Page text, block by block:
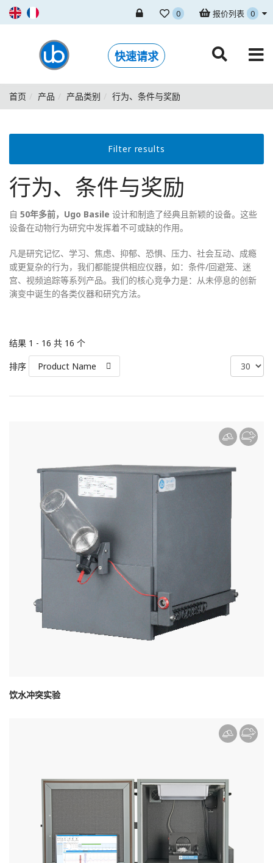
报价列表 0
0
快速请求
首页 产品 产品类别 行为、条件与奖励
Filter results
行为、条件与奖励
自 50年多前，Ugo Basile 设计和制造了经典且新颖的设备。这些
设备在动物行为研究中发挥着不可或缺的作用。
凡是研究记忆、学习、焦虑、抑郁、恐惧、压力、社会互动、成瘾
或更复杂的行为，我们都能提供相应仪器，如：条件/回避笼、迷
宫、视频追踪等系列产品。我们的核心竞争力是：从未停息的创新
演变中诞生的各类仪器和研究方法。
结果 1 - 16 共 16 个
排序
Product Name
饮水冲突实验